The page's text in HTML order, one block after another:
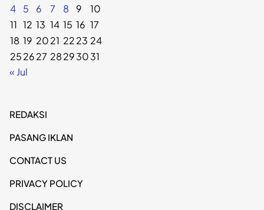
4
5 6 7 8 9
10
11 12 13 14 15 16 17
18 19 2021 2223 24
252627 28293031
« Jul
REDAKSI
PASANG IKLAN
CONTACT US
PRIVACY POLICY
DISCLAIMER